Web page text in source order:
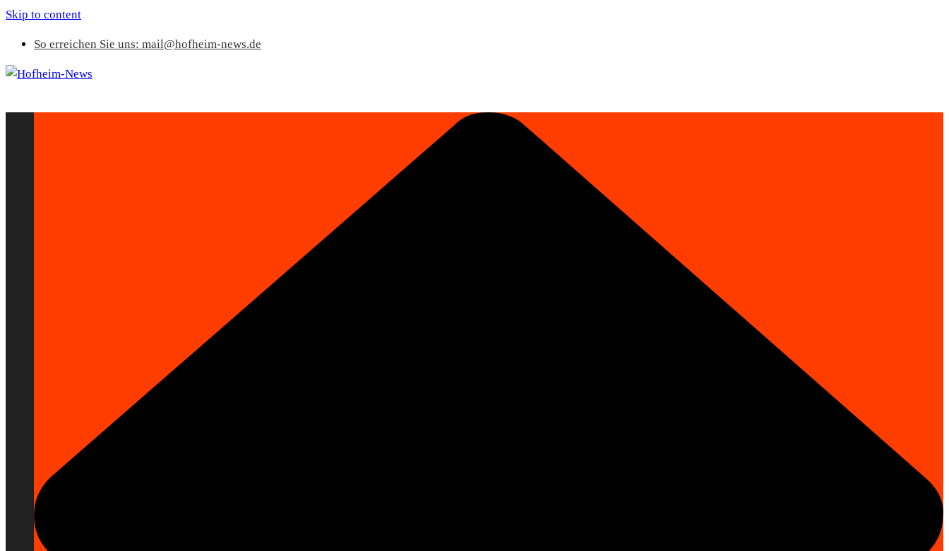
Skip to content
So erreichen Sie uns: mail@hofheim-news.de